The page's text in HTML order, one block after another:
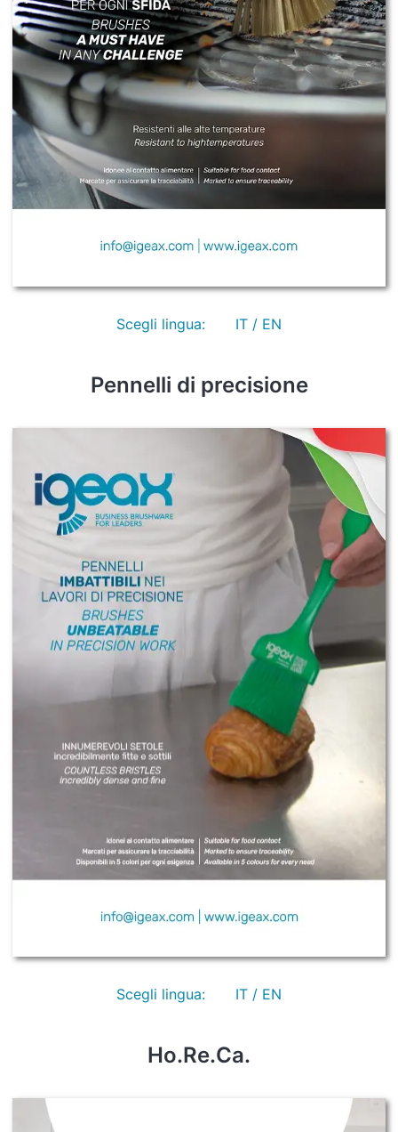
Scegli lingua: IT / EN
Pennelli di precisione
Scegli lingua: IT / EN
Ho.Re.Ca.